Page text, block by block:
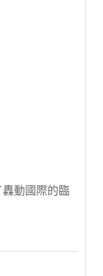
動國際的臨